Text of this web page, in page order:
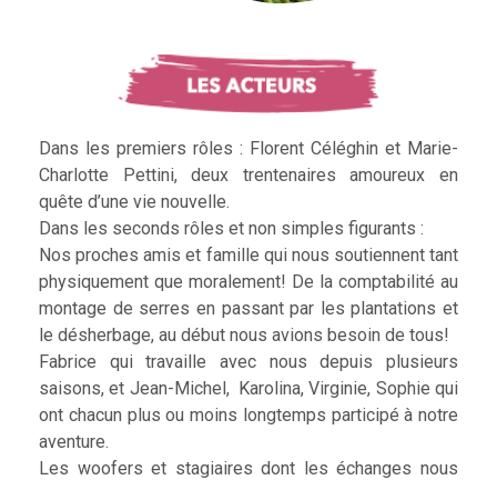
Dans les premiers rôles : Florent Céléghin et Marie-
Charlotte Pettini, deux trentenaires amoureux en
quête d’une vie nouvelle.
Dans les seconds rôles et non simples figurants :
Nos proches amis et famille qui nous soutiennent tant
physiquement que moralement! De la comptabilité au
montage de serres en passant par les plantations et
le désherbage, au début nous avions besoin de tous!
Fabrice qui travaille avec nous depuis plusieurs
saisons, et Jean-Michel, Karolina, Virginie, Sophie qui
ont chacun plus ou moins longtemps participé à notre
aventure.
Les woofers et stagiaires dont les échanges nous